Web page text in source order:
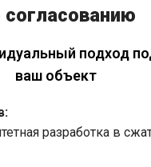
согласованию
подход
ваш объект
разработка в